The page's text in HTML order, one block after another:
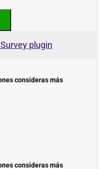
plugin
consideras más
consideras más